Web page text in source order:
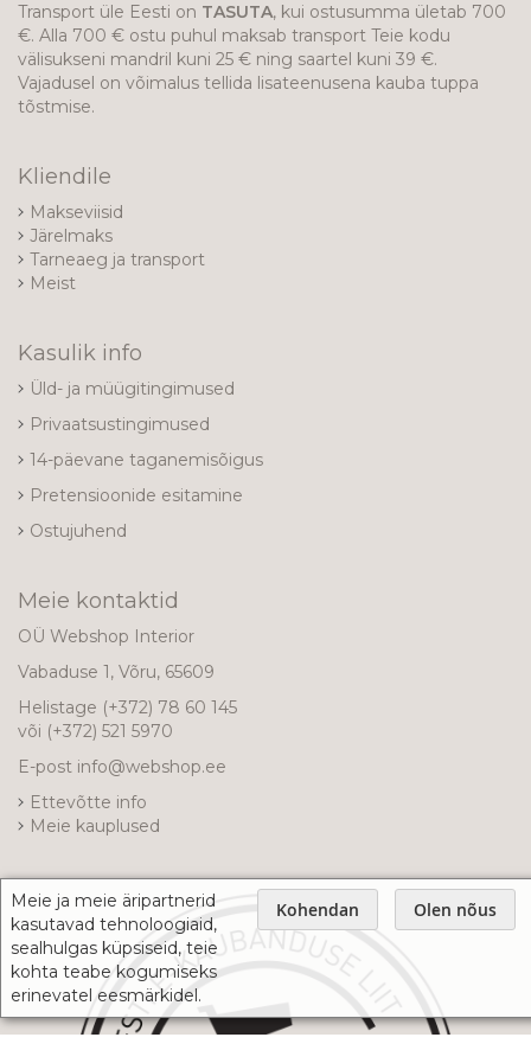
Meie ja meie äripartnerid
kasutavad tehnoloogiaid,
sealhulgas küpsiseid, teie
kohta teabe kogumiseks
erinevatel eesmärkidel.
Kohendan Olen nõus
Transport üle Eesti on TASUTA, kui ostusumma ületab 700
€. Alla 700 € ostu puhul maksab transport Teie kodu
välisukseni mandril kuni 25 € ning saartel kuni 39 €.
Vajadusel on võimalus tellida lisateenusena kauba tuppa
tõstmise.
Kliendile
Makseviisid
Järelmaks
Tarneaeg ja transport
Meist
Kasulik info
Üld- ja müügitingimused
Privaatsustingimused
14-päevane taganemisõigus
Pretensioonide esitamine
Ostujuhend
Meie kontaktid
OÜ Webshop Interior
Vabaduse 1, Võru, 65609
Helistage (+372) 78 60 145
või (+372) 521 5970
E-post info@webshop.ee
Ettevõtte info
Meie kauplused